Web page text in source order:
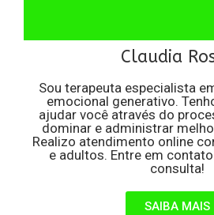
Claudia
Sou terapeuta especialista
emocional generativo.
ajudar você através do
dominar e administrar
Realizo atendimento online
e adultos. Entre em
consulta!
SAIBA MAIS